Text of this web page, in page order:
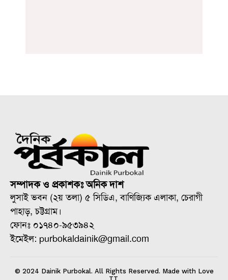
সম্পাদক ও প্রকাশকঃ অনিক দাশ
লুসাই ভবন (২য় তলা) ৫ সিডিএ, বাণিজ্যিক এলাকা, চেরাগী
পাহাড়, চট্টগ্রাম।
ফোনঃ ০১৭৪০-৯৫৩৯৪২
ইমেইল: purbokaldainik@gmail.com
© 2024 Dainik Purbokal. All Rights Reserved. Made with Love